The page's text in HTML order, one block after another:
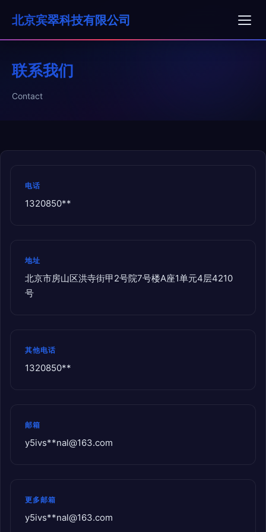
北京宾翠科技有限公司
联系我们
Contact
电话
1320850**
地址
北京市房山区洪寺街甲2号院7号楼A座1单元4层4210
号
其他电话
1320850**
邮箱
y5ivs**nal@163.com
更多邮箱
y5ivs**nal@163.com